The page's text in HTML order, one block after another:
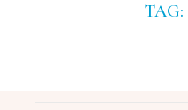
TAG: